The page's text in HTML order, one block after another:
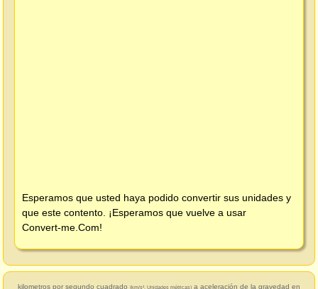
Esperamos que usted haya podido convertir sus unidades y
que este contento. ¡Esperamos que vuelve a usar
Convert-me.Com!
kilometros por segundo cuadrado (km/s², Unidades métricas) a aceleración de la gravedad en